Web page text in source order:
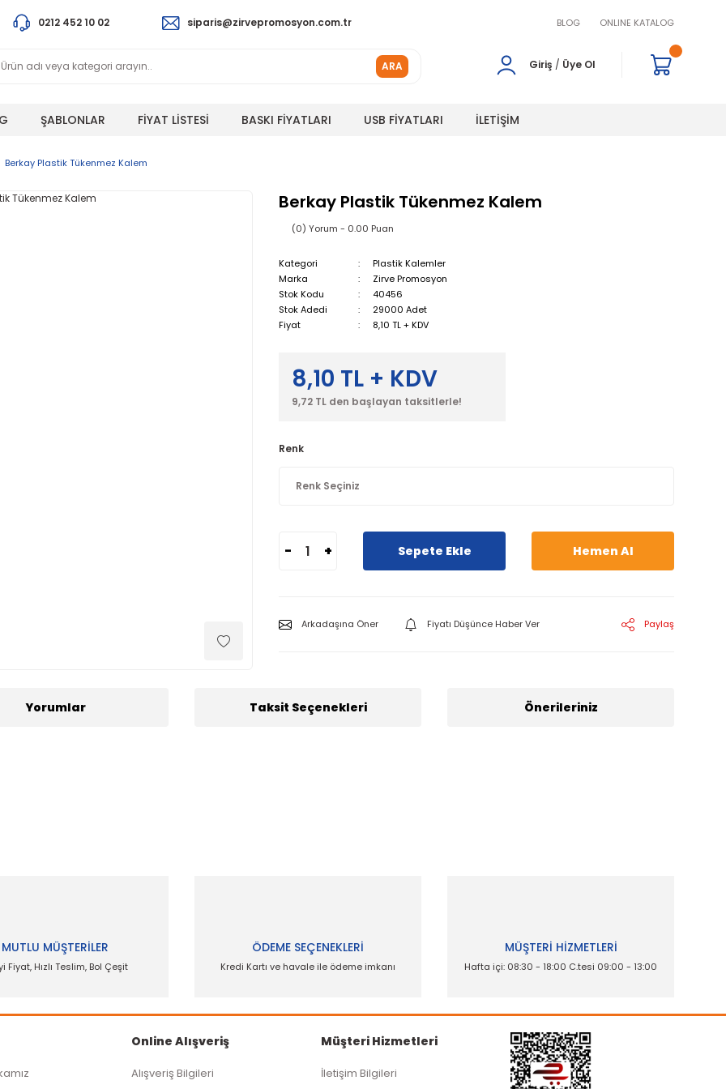
0212 452 10 02 siparis@zirvepromosyon.com.tr
ARA
BLOG ONLINE KATALOG
Giriş / Üye Ol
ŞABLONLAR FİYAT LİSTESİ BASKI FİYATLARI USB FİYATLARI İLETİŞİM
Berkay Plastik Tükenmez Kalem
Berkay Plastik Tükenmez Kalem
(0) Yorum - 0.00 Puan
Kategori
Plastik Kalemler
Marka
Zirve Promosyon
Stok Kodu
40456
Stok Adedi
29000 Adet
Fiyat
8,10 TL + KDV
8,10 TL + KDV
9,72 TL den başlayan taksitlerle!
Renk
- + Sepete Ekle Hemen Al
Arkadaşına Öner Fiyatı Düşünce Haber Ver Paylaş
Yorumlar Taksit Seçenekleri Önerileriniz
Gönder
MUTLU MÜŞTERİLER
Fiyat, Hızlı Teslim, Bol Çeşit
ÖDEME SEÇENEKLERİ
Kredi Kartı ve havale ile ödeme imkanı
MÜŞTERİ HİZMETLERİ
Hafta içi: 08:30 - 18:00 C.tesi 09:00 - 13:00
Online Alışveriş
Alışveriş Bilgileri
Müşteri Hizmetleri
İletişim Bilgileri